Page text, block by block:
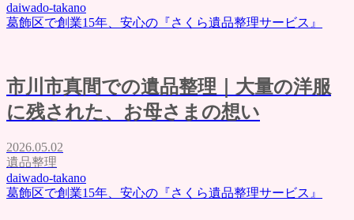
daiwado-takano
葛飾区で創業15年、安心の『さくら遺品整理サービス』
市川市真間での遺品整理｜大量の洋服
に残された、お母さまの想い
2026.05.02
遺品整理
daiwado-takano
葛飾区で創業15年、安心の『さくら遺品整理サービス』